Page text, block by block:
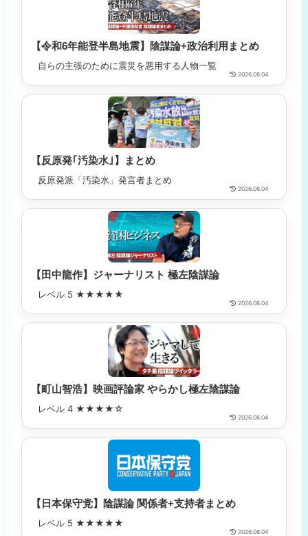
【令和6年能登半島地震】陰謀論+政治利用まとめ
自らの主張のために震災を悪用する人物一覧
2026.08.04
【反原発｢汚染水｣】まとめ
反原発派「汚染水」発言者まとめ
2026.08.04
【田中龍作】ジャーナリスト 極左陰謀論
レベル 5 ★★★★★
2026.08.04
【町山智浩】映画評論家 やらかし極左陰謀論
レベル 4 ★★★★☆
2026.08.04
【日本保守党】陰謀論 関係者+支持者まとめ
レベル 5 ★★★★★
2026.08.04